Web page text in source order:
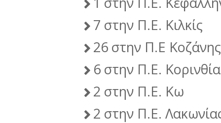
7 στην Π.Ε. Κιλκίς
26 στην Π.Ε Κοζάνης
6 στην Π.Ε.
2 στην Π.Ε. Κω
2 στην Π.Ε.